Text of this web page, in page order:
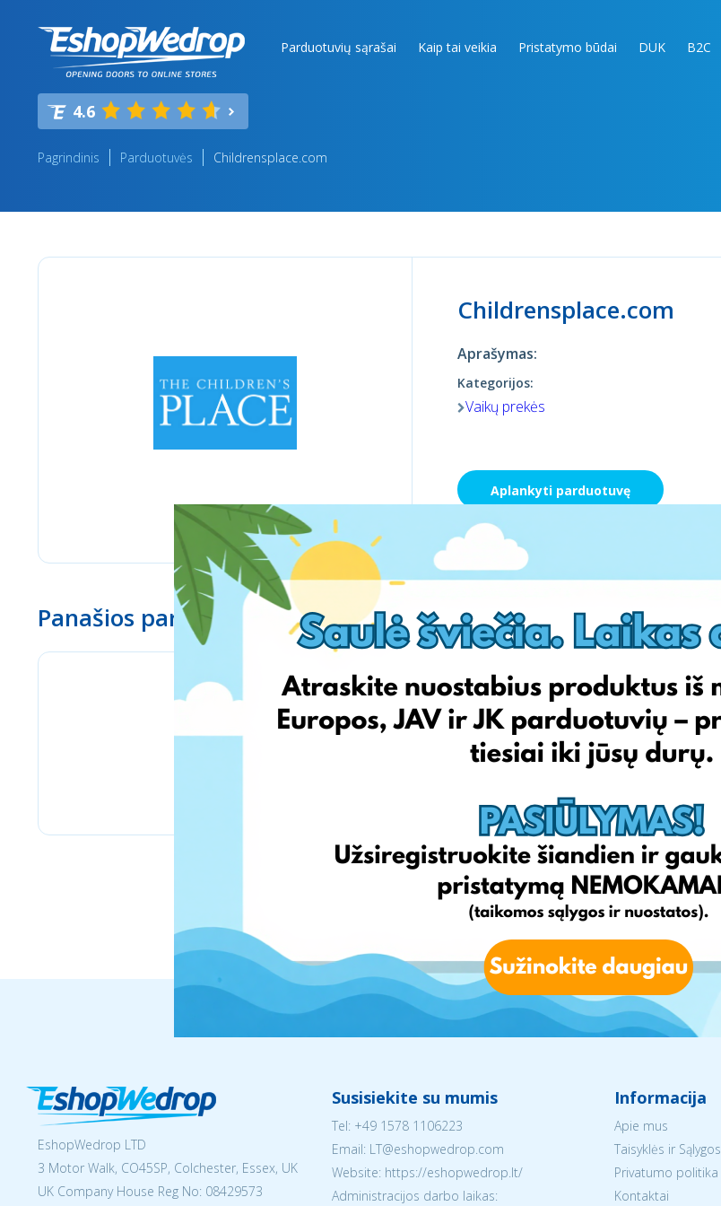
Parduotuvių sąrašai Kaip tai veikia Pristatymo būdai DUK B2C
4.6
Pagrindinis Parduotuvės Childrensplace.com
Childrensplace.com
Aprašymas:
Kategorijos:
Vaikų prekės
Aplankyti parduotuvę
Panašios parduotuvės
EshopWedrop LTD
3 Motor Walk, CO45SP, Colchester, Essex, UK
UK Company House Reg No: 08429573
Susisiekite su mumis
Tel: +49 1578 1106223
Email: LT@eshopwedrop.com
Website: https://eshopwedrop.lt/
Administracijos darbo laikas:
Informacija
Apie mus
Taisyklės ir Sąlygos
Privatumo politika
Kontaktai